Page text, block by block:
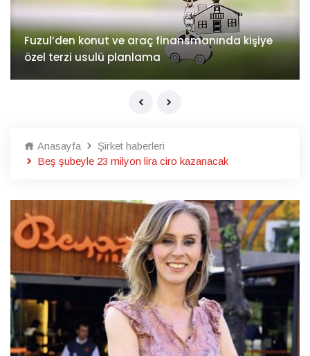
İv Kandilli'de yaşam yakında başlıyor
Anasayfa
Şirket haberleri
Beş şubeyle 23 milyon lira ciro kazanacak